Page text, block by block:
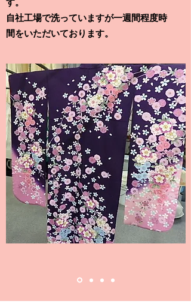
自社工場で洗っていますが一週間程度時
間をいただいております。